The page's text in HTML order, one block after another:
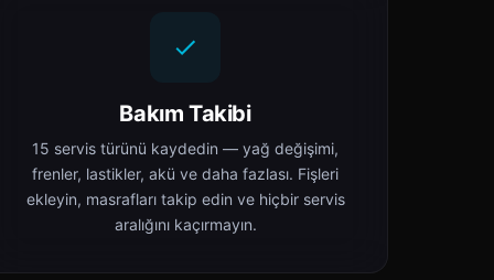
Bakım Takibi
15 servis türünü kaydedin — yağ değişimi,
frenler, lastikler, akü ve daha fazlası. Fişleri
ekleyin, masrafları takip edin ve hiçbir servis
aralığını kaçırmayın.